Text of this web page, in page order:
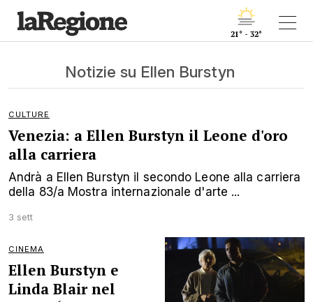
21° - 32°
Notizie su Ellen Burstyn
CULTURE
Venezia: a Ellen Burstyn il Leone d'oro
alla carriera
Andrà a Ellen Burstyn il secondo Leone alla carriera
della 83/a Mostra internazionale d'arte ...
3 sett
CINEMA
Ellen Burstyn e
Linda Blair nel